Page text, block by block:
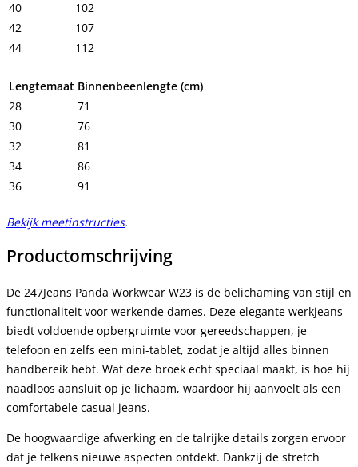
40
102
42
107
44
112
Lengtemaat Binnenbeenlengte (cm)
28
71
30
76
32
81
34
86
36
91
Bekijk meetinstructies.
Productomschrijving
De 247Jeans Panda Workwear W23 is de belichaming van stijl en
functionaliteit voor werkende dames. Deze elegante werkjeans
biedt voldoende opbergruimte voor gereedschappen, je
telefoon en zelfs een mini-tablet, zodat je altijd alles binnen
handbereik hebt. Wat deze broek echt speciaal maakt, is hoe hij
naadloos aansluit op je lichaam, waardoor hij aanvoelt als een
comfortabele casual jeans.
De hoogwaardige afwerking en de talrijke details zorgen ervoor
dat je telkens nieuwe aspecten ontdekt. Dankzij de stretch